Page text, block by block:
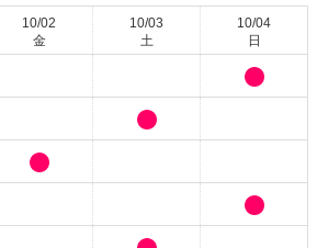
10/02
金
10/03
土
10/04
日